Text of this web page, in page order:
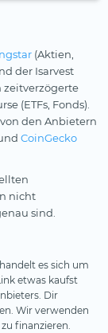
(Aktien,
der Isarvest
zeitverzögerte
(ETFs, Fonds).
den Anbietern
CoinGecko
nicht
sind.
es sich um
etwas kaufst
Dir
Wir verwenden
finanzieren.